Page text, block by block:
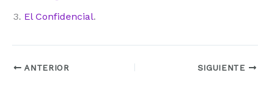
El Confidencial.
ANTERIOR SIGUIENTE